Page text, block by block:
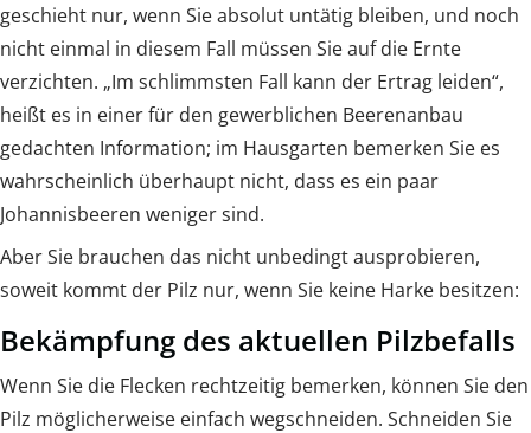
geschieht nur, wenn Sie absolut untätig bleiben, und noch
nicht einmal in diesem Fall müssen Sie auf die Ernte
verzichten. „Im schlimmsten Fall kann der Ertrag leiden“,
heißt es in einer für den gewerblichen Beerenanbau
gedachten Information; im Hausgarten bemerken Sie es
wahrscheinlich überhaupt nicht, dass es ein paar
Johannisbeeren weniger sind.
Aber Sie brauchen das nicht unbedingt ausprobieren,
soweit kommt der Pilz nur, wenn Sie keine Harke besitzen:
Bekämpfung des aktuellen Pilzbefalls
Wenn Sie die Flecken rechtzeitig bemerken, können Sie den
Pilz möglicherweise einfach wegschneiden. Schneiden Sie